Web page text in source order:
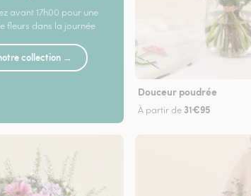
avant 17h00 pour une
fleurs dans la journée
collection →
Douceur poudrée
À partir de 31€95